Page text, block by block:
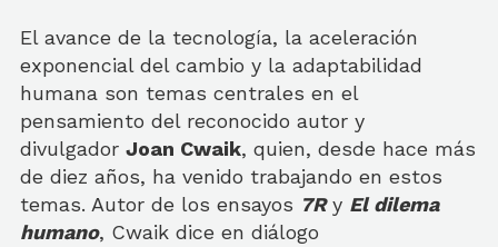
El avance de la tecnología, la aceleración
exponencial del cambio y la adaptabilidad
humana son temas centrales en el
pensamiento del reconocido autor y
divulgador Joan Cwaik, quien, desde hace más
de diez años, ha venido trabajando en estos
temas. Autor de los ensayos 7Ry El dilema
humano, Cwaik dice en diálogo